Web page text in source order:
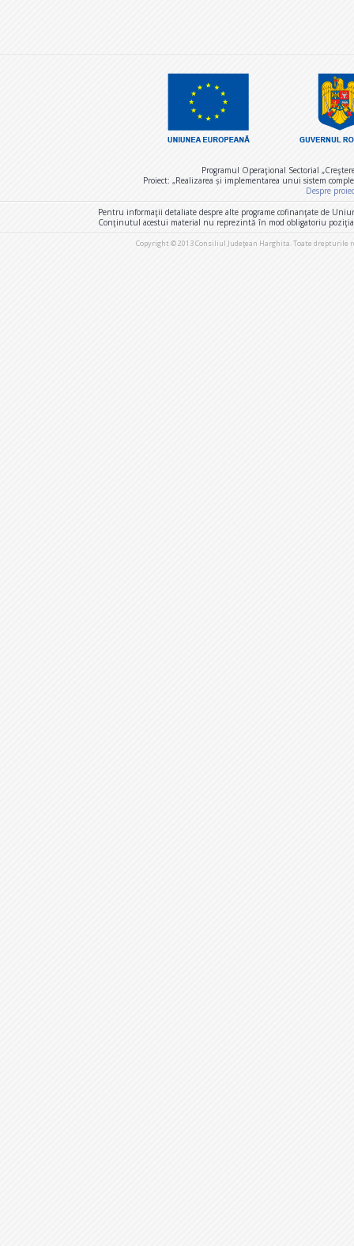
Programul Operaţional Sectorial
Proiect: „Realizarea și implementarea unui sistem
Despre
Pentru informaţii detaliate despre alte programe cofinanţate de
Conţinutul acestui material nu reprezintă în mod obligatoriu
Copyright © 2013 Consiliul Judeţean Harghita. Toate drepturile